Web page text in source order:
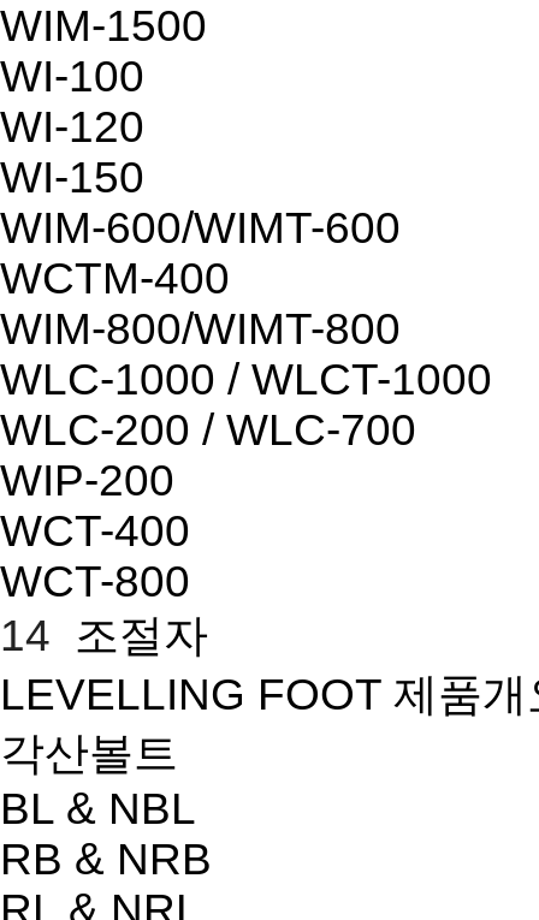
WIM-1500
WI-100
WI-120
WI-150
WIM-600/WIMT-600
WCTM-400
WIM-800/WIMT-800
WLC-1000 / WLCT-1000
WLC-200 / WLC-700
WIP-200
WCT-400
WCT-800
14 조절자
LEVELLING FOOT 제품개
각산볼트
BL & NBL
RB & NRB
RL & NRL